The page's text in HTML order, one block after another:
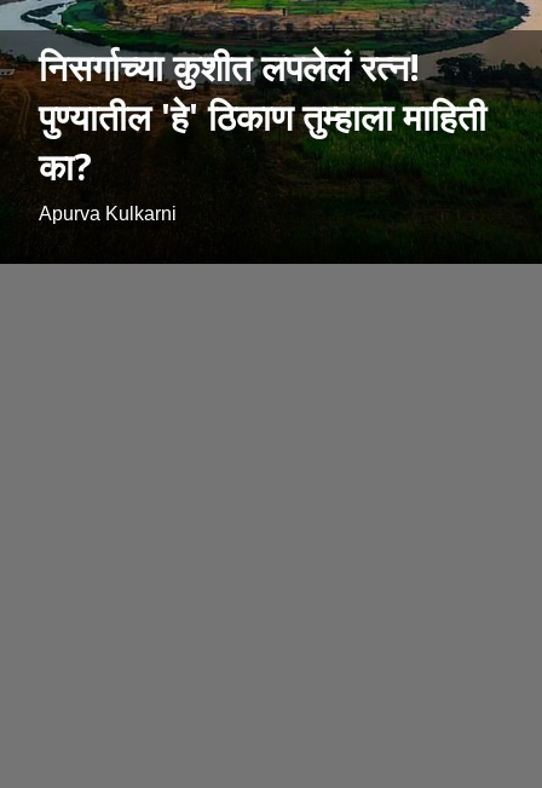
निसर्गाच्या कुशीत लपलेलं रत्न!
पुण्यातील 'हे' ठिकाण तुम्हाला माहिती
का?
Apurva Kulkarni